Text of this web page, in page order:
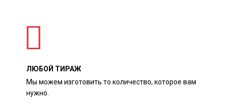
ЛЮБОЙ ТИРАЖ
Мы можем изготовить то количество, которое вам
нужно.